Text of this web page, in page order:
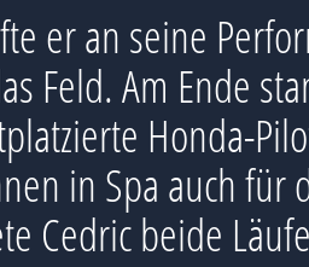
er an seine
Feld. Am Ende
Honda-
in Spa auch für
Cedric beide